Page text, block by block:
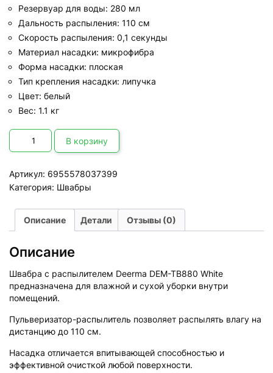
Резервуар для воды: 280 мл
Дальность распыления: 110 см
Скорость распыления: 0,1 секунды
Материал насадки: микрофибра
Форма насадки: плоская
Тип крепления насадки: липучка
Цвет: белый
Вес: 1.1 кг
Количество
товара
Швабра
Deerma
DEM-
TB880
В корзину
Артикул: 6955578037399
Категория: Швабры
Описание Детали Отзывы (0)
Описание
Швабра с распылителем Deerma DEM-TB880 White
предназначена для влажной и сухой уборки внутри
помещений.
Пульверизатор-распылитель позволяет распылять влагу на
дистанцию до 110 см.
Насадка отличается впитывающей способностью и
эффективной очисткой любой поверхности.